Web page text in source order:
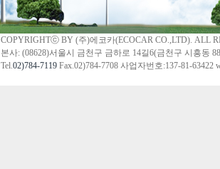
COPYRIGHTⓒ BY (주)에코카(ECOCAR CO.,LTD). ALL
본사: (08628)서울시 금천구 금하로 14길6(금천구 시흥동
Tel.02)784-7119 Fax.02)784-7708 사업자번호:137-81-63422